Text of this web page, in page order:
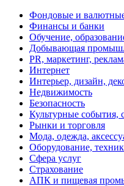
Фондовые и
Финансы и банки
Обучение,
Добывающая
PR, маркетинг,
Интернет
Интерьер, дизайн,
Недвижимость
Безопасность
Культурные события,
Рынки и торговля
Мода, одежда,
Оборудование,
Сфера услуг
Страхование
АПК и пищевая